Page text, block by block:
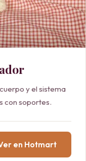
y el sistema
con soportes.
en Hotmart